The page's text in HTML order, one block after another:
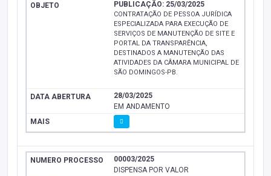
PUBLICAÇÃO: 25/03/2025
CONTRATAÇÃO DE PESSOA JURÍDICA
ESPECIALIZADA PARA EXECUÇÃO DE
SERVIÇOS DE MANUTENÇÃO DE SITE E
PORTAL DA TRANSPARÊNCIA,
DESTINADOS A MANUTENÇÃO DAS
ATIVIDADES DA CÂMARA MUNICIPAL DE
SÃO DOMINGOS-PB.
28/03/2025
EM ANDAMENTO
00003/2025
DISPENSA POR VALOR